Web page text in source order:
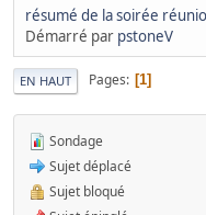
résumé de la soirée
Démarré par pstoneV
EN HAUT Pages 1
Sondage
Sujet déplacé
Sujet bloqué